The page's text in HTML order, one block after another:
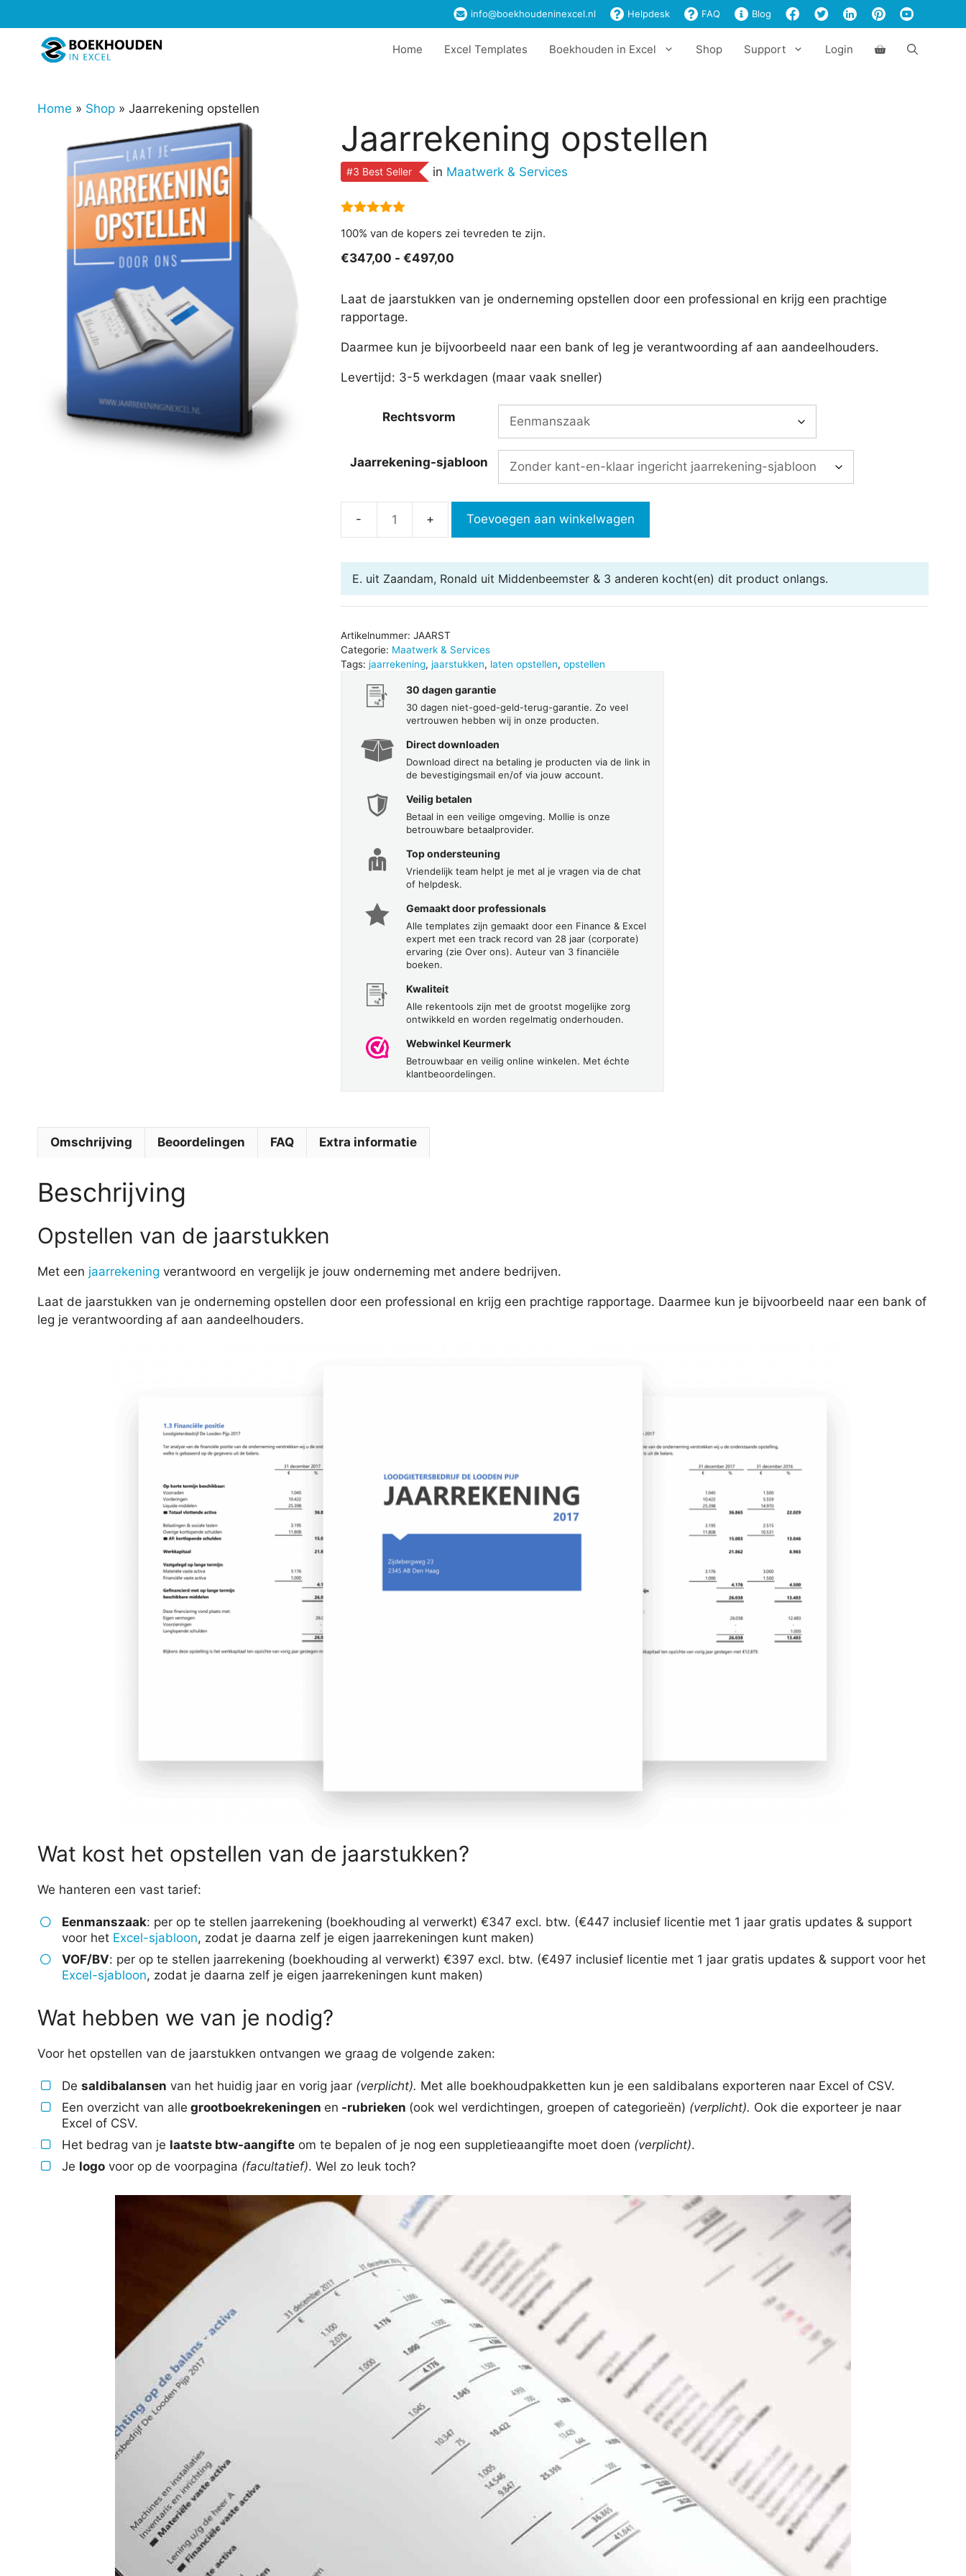
naar
info@boekhoudeninexcel.nl Helpdesk FAQ Blog
Home Excel Templates Boekhouden in Excel Shop Support Login
Home » Shop » Jaarrekening opstellen
Jaarrekening opstellen
#3 Best Seller in Maatwerk & Services
100% van de kopers zei tevreden te zijn.
€347,00 - €497,00Prijsklasse:
tot
€497,00
Laat de jaarstukken van je onderneming opstellen door een professional en krijg een prachtige
rapportage.
Daarmee kun je bijvoorbeeld naar een bank of leg je verantwoording af aan aandeelhouders.
Levertijd: 3-5 werkdagen (maar vaak sneller)
Rechtsvorm
Jaarrekening-sjabloon
Jaarrekening
aantal
Toevoegen aan winkelwagen
E. uit Zaandam, Ronald uit Middenbeemster & 3 anderenkocht(en) dit product onlangs.
Artikelnummer: JAARST
Categorie: Maatwerk & Services
Tags: jaarrekening, jaarstukken, laten opstellen, opstellen
30 dagen garantie
30 dagen niet-goed-geld-terug-garantie. Zo veel
vertrouwen hebben wij in onze producten.
Direct downloaden
Download direct na betaling je producten via de link in
de bevestigingsmail en/of via jouw account.
Veilig betalen
Betaal in een veilige omgeving. Mollie is onze
betrouwbare betaalprovider.
Top ondersteuning
Vriendelijk team helpt je met al je vragen via de chat
of helpdesk.
Gemaakt door professionals
Alle templates zijn gemaakt door een Finance & Excel
expert met een track record van 28 jaar (corporate)
ervaring (zie Over ons). Auteur van 3 financiële
boeken.
Kwaliteit
Alle rekentools zijn met de grootst mogelijke zorg
ontwikkeld en worden regelmatig onderhouden.
Webwinkel Keurmerk
Betrouwbaar en veilig online winkelen. Met échte
klantbeoordelingen.
Omschrijving Beoordelingen FAQ Extra informatie
Beschrijving
Opstellen van de jaarstukken
Met een jaarrekening verantwoord en vergelijk je jouw onderneming met andere bedrijven.
Laat de jaarstukken van je onderneming opstellen door een professional en krijg een prachtige rapportage. Daarmee kun je bijvoorbeeld naar een bank of
leg je verantwoording af aan aandeelhouders.
Wat kost het opstellen van de jaarstukken?
We hanteren een vast tarief:
Eenmanszaak: per op te stellen jaarrekening (boekhouding al verwerkt) €347 excl. btw. (€447 inclusief licentie met 1 jaar gratis updates & support
voor het Excel-sjabloon, zodat je daarna zelf je eigen jaarrekeningen kunt maken)
VOF/BV: per op te stellen jaarrekening (boekhouding al verwerkt) €397 excl. btw. (€497 inclusief licentie met 1 jaar gratis updates & support voor het
Excel-sjabloon, zodat je daarna zelf je eigen jaarrekeningen kunt maken)
Wat hebben we van je nodig?
Voor het opstellen van de jaarstukken ontvangen we graag de volgende zaken:
De saldibalansen van het huidig jaar en vorig jaar (verplicht). Met alle boekhoudpakketten kun je een saldibalans exporteren naar Excel of CSV.
Een overzicht van alle grootboekrekeningen en -rubrieken (ook wel verdichtingen, groepen of categorieën) (verplicht). Ook die exporteer je naar
Excel of CSV.
Het bedrag van je laatste btw-aangifte om te bepalen of je nog een suppletieaangifte moet doen (verplicht).
Je logo voor op de voorpagina (facultatief). Wel zo leuk toch?
€497,00